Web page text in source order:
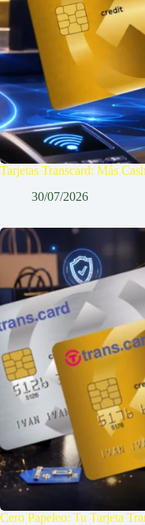
Tarjetas Transcard: Más
30/07/2026
Cero Papeleo: Tu Tarjeta